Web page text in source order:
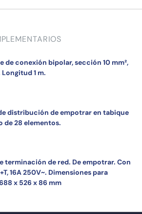
de conexión bipolar, sección 10 mm²,
Longitud 1 m.
distribución de empotrar en tabique
de 28 elementos.
terminación de red. De empotrar. Con
16A 250V~. Dimensiones para
x 526 x 86 mm